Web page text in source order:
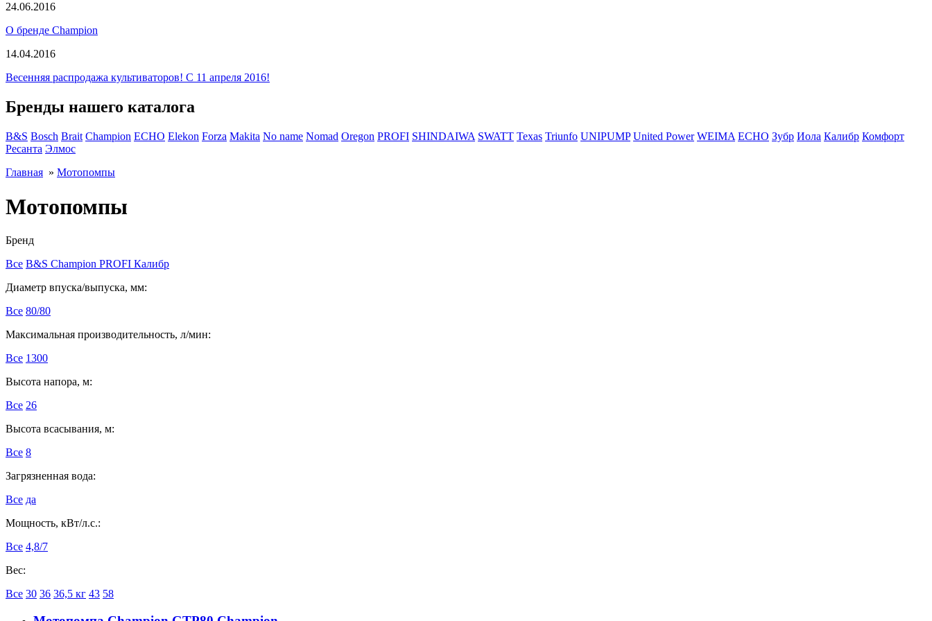
24.06.2016
О бренде Champion
14.04.2016
Весенняя распродажа культиваторов! С 11 апреля 2016!
Бренды нашего каталога
B&S Bosch Brait Champion ECHO Elekon Forza Makita No name Nomad Oregon PROFI SHINDAIWA SWATT Texas Triunfo UNIPUMP United Power WEIMA ЕСНО Зубр Иола Калибр Комфорт
Ресанта Элмос
Главная » Мотопомпы
Мотопомпы
Бренд
Все B&S Champion PROFI Калибр
Диаметр впуска/выпуска, мм:
Все 80/80
Максимальная производительность, л/мин:
Все 1300
Высота напора, м:
Все 26
Высота всасывания, м:
Все 8
Загрязненная вода:
Все да
Мощность, кВт/л.с.:
Все 4,8/7
Вес:
Все 30 36 36,5 кг 43 58